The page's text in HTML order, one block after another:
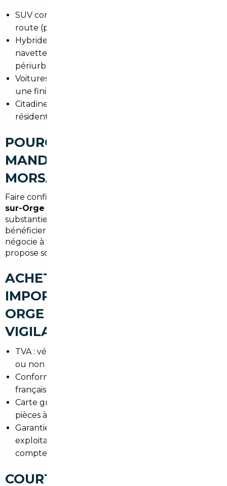
SUV compacts pour les familles et le confort sur
route (pratique pour les trajets en Île-de-France).
Hybrides et compactes économes pour les
navetteurs utilisant le RER C et les trajets
périurbains.
Voitures premium importées d'Allemagne pour
une finition et des options supérieures.
Citadines maniables pour circuler dans les zones
résidentielles et effectuer des courses en ville.
POURQUOI FAIRE APPEL À UN
MANDATAIRE AUTO À
MORSANG-SUR-ORGE
Faire confiance à un
sur-Orge
substantielles sur le prix d'achat, gagner du temps et
bénéficier d'un cadre légal sécurisé. Le mandataire
négocie à votre place, s'occupe des formalités et
propose souvent une garantie après-vente.
ACHETER UNE VOITURE
IMPORTÉE À MORSANG-SUR-
ORGE : LES POINTS DE
VIGILANCE
TVA : vérifier si le véhicule est vendu TVA incluse
ou non selon le pays d'origine.
Conformité : contrôle de la conformité aux normes
françaises et éventuelles modifications nécessaires.
Carte grise : démarches pour l'immatriculation,
pièces à fournir et coûts.
Garantie et kilométrage : s'assurer d'une garantie
exploitable en France et de la véracité du
compteur.
COURTIER AUTOMOBILE